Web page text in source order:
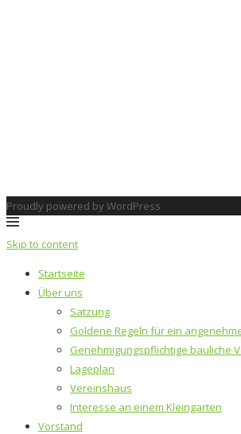
Proudly powered by WordPress
Skip to content
Startseite
Über uns
Satzung
Goldene Regeln für ein
Genehmigungspflichtige bauliche
Lageplan
Vereinshaus
Interesse an einem Kleingarten
Vorstand